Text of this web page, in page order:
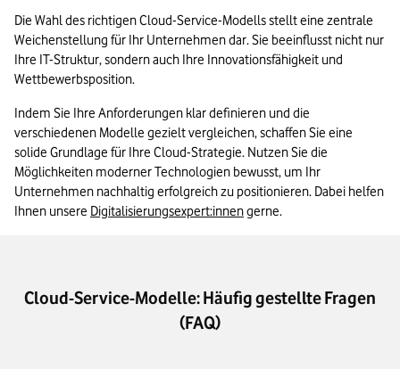
Die Wahl des richtigen Cloud-Service-Modells stellt eine zentrale
Weichenstellung für Ihr Unternehmen dar. Sie beeinflusst nicht nur
Ihre IT-Struktur, sondern auch Ihre Innovationsfähigkeit und
Wettbewerbsposition.
Indem Sie Ihre Anforderungen klar definieren und die
verschiedenen Modelle gezielt vergleichen, schaffen Sie eine
solide Grundlage für Ihre Cloud-Strategie. Nutzen Sie die
Möglichkeiten moderner Technologien bewusst, um Ihr
Unternehmen nachhaltig erfolgreich zu positionieren. Dabei helfen
Ihnen unsere Digitalisierungsexpert:innen gerne.
Cloud-Service-Modelle: Häufig gestellte Fragen
(FAQ)